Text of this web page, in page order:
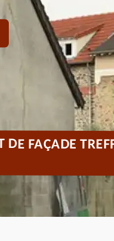
DE FAÇADE